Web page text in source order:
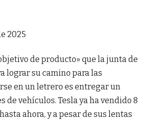
2025
de producto» que la junta de
lograr su camino para las
en un letrero es entregar un
de vehículos. Tesla ya ha vendido 8
ahora, y a pesar de sus lentas